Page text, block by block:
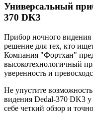
Универсальный
370 DK3
Прибор ночного
решение для тех, кто
Компания "Фортхан"
высокотехнологичный
уверенность и
Не упустите
видения Dedal-370 DK3
себе четкий обзор и